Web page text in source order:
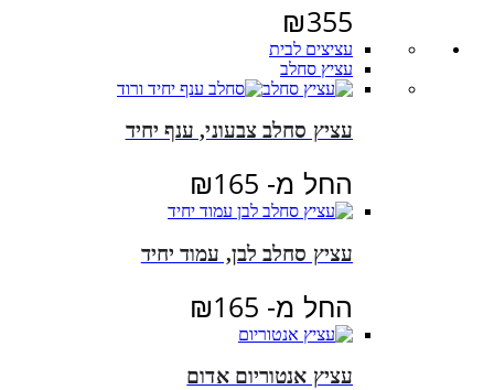
₪355
עציצים לבית
עציץ סחלב
עציץ סחלב צבעוני, ענף יחיד
החל מ- ₪165
עציץ סחלב לבן, עמוד יחיד
החל מ- ₪165
עציץ אנטוריום אדום